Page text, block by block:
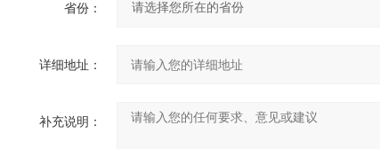
省份：
详细地址：
补充说明：